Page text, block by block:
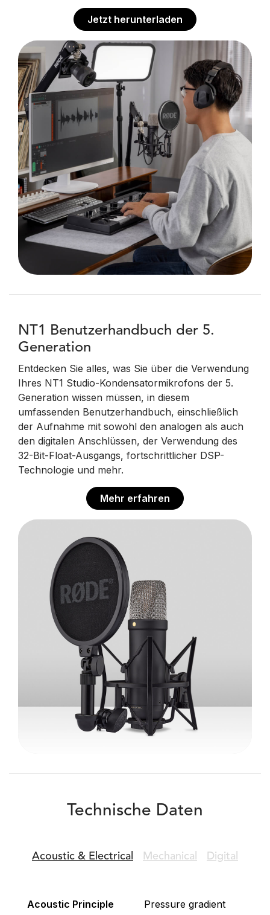
Jetzt herunterladen
NT1 Benutzerhandbuch der 5.
Generation
Entdecken Sie alles, was Sie über die Verwendung
Ihres NT1 Studio-Kondensatormikrofons der 5.
Generation wissen müssen, in diesem
umfassenden Benutzerhandbuch, einschließlich
der Aufnahme mit sowohl den analogen als auch
den digitalen Anschlüssen, der Verwendung des
32-Bit-Float-Ausgangs, fortschrittlicher DSP-
Technologie und mehr.
Mehr erfahren
Technische Daten
Acoustic & Electrical Mechanical Digital
Acoustic Principle Pressure gradient